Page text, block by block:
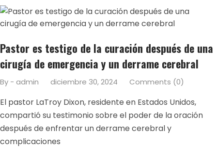
Pastor es testigo de la curación después de una
cirugía de emergencia y un derrame cerebral
By - admin diciembre 30, 2024 Comments (0)
El pastor LaTroy Dixon, residente en Estados Unidos,
compartió su testimonio sobre el poder de la oración
después de enfrentar un derrame cerebral y
complicaciones